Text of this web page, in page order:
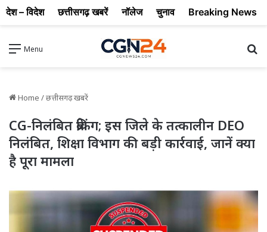
Menu
Home /छत्तीसगढ़ खबरें
CG-निलंबित ब्रेकिंग; इस जिले के तत्कालीन DEO
निलंबित, शिक्षा विभाग की बड़ी कार्रवाई, जानें क्या
है पूरा मामला
देश – विदेश छत्तीसगढ़ खबरें नॉलेज चुनाव Breaking News